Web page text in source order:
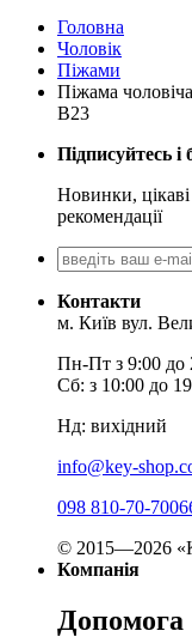
Головна
Чоловік
Піжами
Піжама
B23
Підписуйтесь
Новинки,
рекомендації
Контакти
м. Київ вул.
Пн-Пт з 9:00 до
Сб: з 10:00 до
Нд: вихідний
info@key-
098 810-70-70
© 2015—2026
Компанія
Допомога